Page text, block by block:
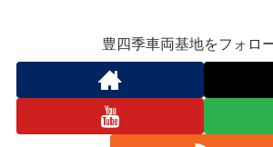
豊四季車両基地をフォロ